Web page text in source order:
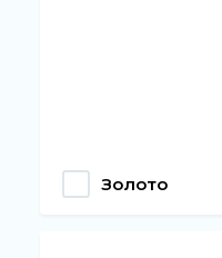
Золото